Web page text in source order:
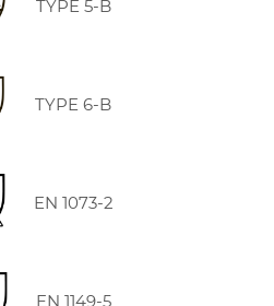
TYPE 5-B
TYPE 6-B
EN 1073-2
EN 1149-5